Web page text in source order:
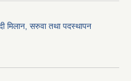
मिलान, सरुवा तथा पदस्थापन